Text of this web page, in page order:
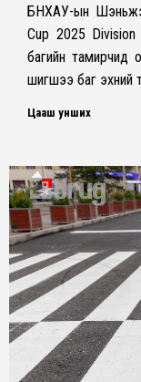
БНХАУ-ын
Cup 2025
багийн тамирчид
шигшээ баг эхний
Цааш унших